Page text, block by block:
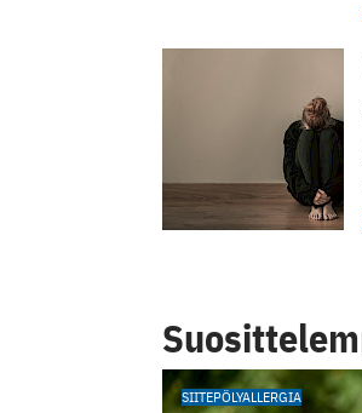
SIITEPÖLYALLERGIA